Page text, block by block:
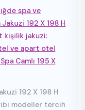
spa ve
192 X 198 H
kişilik jakuzi:
ve apart otel
Camlı 195 X
192 X 198 H
modeller tercih